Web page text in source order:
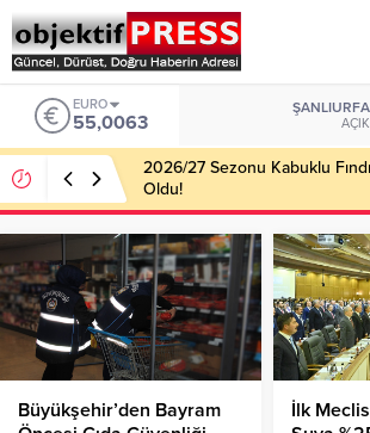
EURO
55,0063
ŞANLIURFA
AÇIK
2026/27 Sezonu Kabuklu
Oldu!
Büyükşehir’den Bayram
İlk